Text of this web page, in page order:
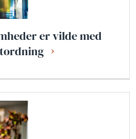
er vilde med